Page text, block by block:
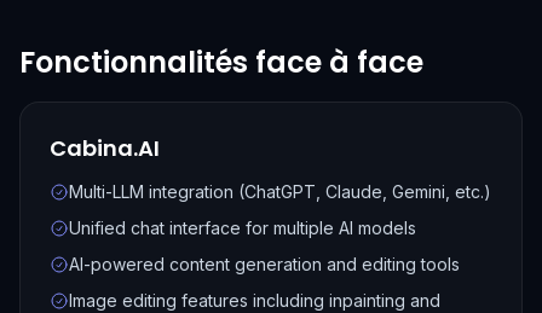
Fonctionnalités face à face
Cabina.AI
Multi-LLM integration (ChatGPT, Claude, Gemini, etc.)
Unified chat interface for multiple AI models
AI-powered content generation and editing tools
Image editing features including inpainting and